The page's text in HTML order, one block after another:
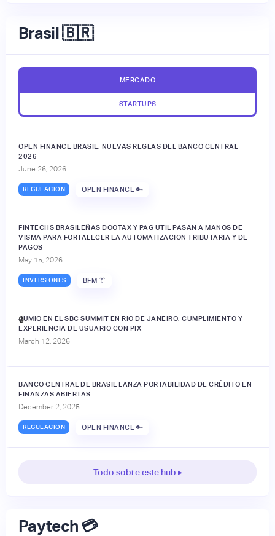
Brasil 🇧🇷
MERCADO
STARTUPS
OPEN FINANCE BRASIL: NUEVAS REGLAS DEL BANCO CENTRAL
2026
June 26, 2026
REGULACIÓN OPEN FINANCE 🔑
FINTECHS BRASILEÑAS DOOTAX Y PAG ÚTIL PASAN A MANOS DE
VISMA PARA FORTALECER LA AUTOMATIZACIÓN TRIBUTARIA Y DE
PAGOS
May 15, 2026
INVERSIONES BFM 👔
JUMIO EN EL SBC SUMMIT EN RIO DE JANEIRO: CUMPLIMIENTO Y
EXPERIENCIA DE USUARIO CON PIX
March 12, 2026
🔒
BANCO CENTRAL DE BRASIL LANZA PORTABILIDAD DE CRÉDITO EN
FINANZAS ABIERTAS
December 2, 2025
REGULACIÓN OPEN FINANCE 🔑
Todo sobre este hub ▸
Paytech 💳